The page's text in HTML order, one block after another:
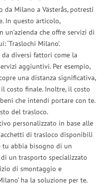
da Milano a Västerås, potresti
In questo articolo,
che offre servizi di
‘Traslochi Milano’.
diversi fattori come la
aggiuntivi. Per esempio,
una distanza significativa,
costo finale. Inoltre, il costo
che intendi portare con te.
del trasloco.
personalizzato in base alle
di trasloco disponibili
tu abbia bisogno di un
un trasporto specializzato
di smontaggio e
ha la soluzione per te.